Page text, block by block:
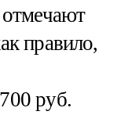
правило,
руб.